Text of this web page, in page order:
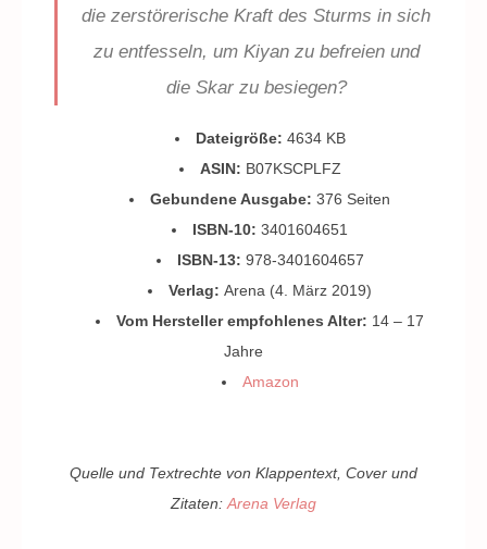
die zerstörerische Kraft des Sturms in sich
zu entfesseln, um Kiyan zu befreien und
die Skar zu besiegen?
Dateigröße: 4634 KB
ASIN: B07KSCPLFZ
Gebundene Ausgabe: 376 Seiten
ISBN-10: 3401604651
ISBN-13: 978-3401604657
Verlag: Arena (4. März 2019)
Vom Hersteller empfohlenes Alter: 14 – 17
Jahre
Amazon
Quelle und Textrechte von Klappentext, Cover und
Zitaten:Arena Verlag